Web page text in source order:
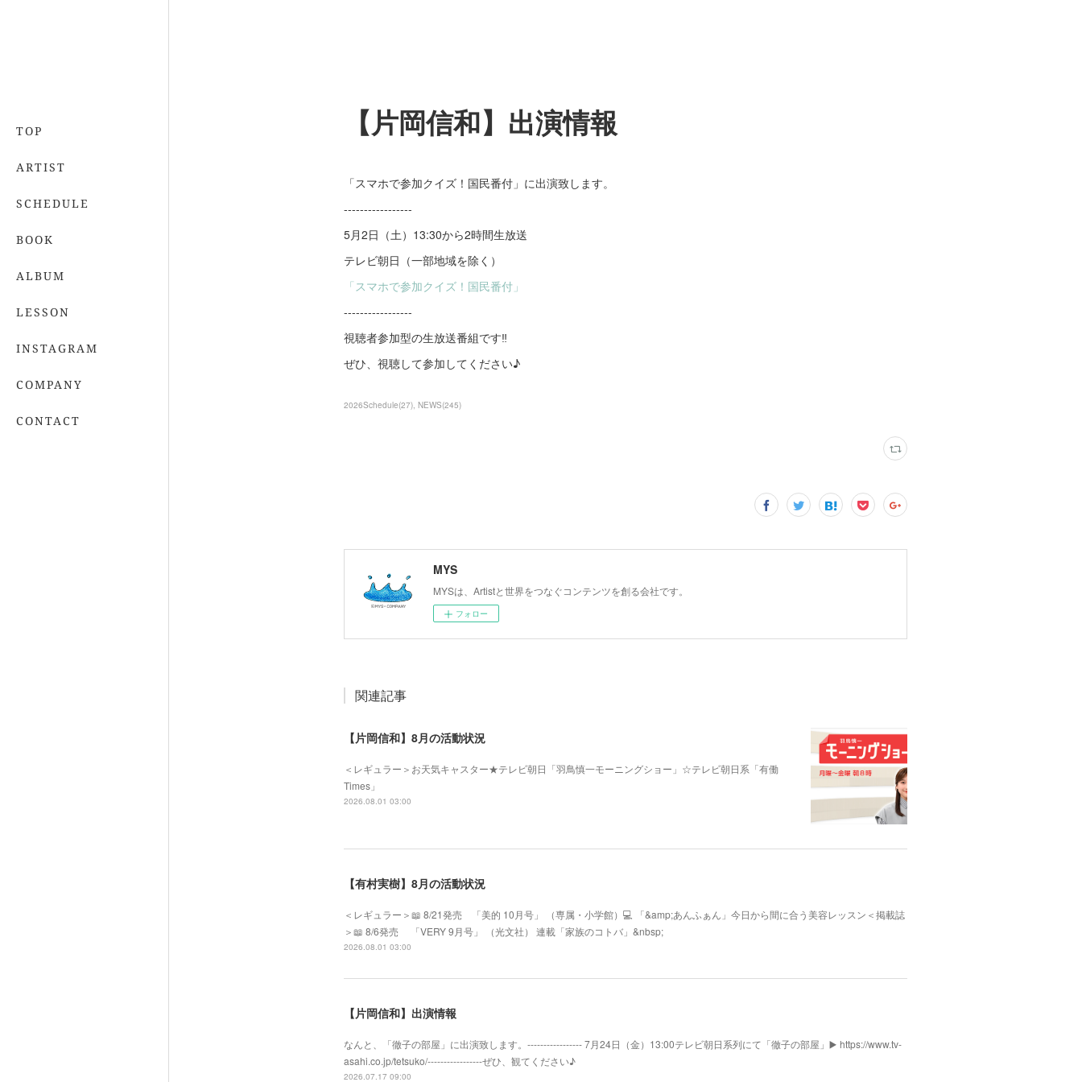
TOP
ARTIST
SCHEDULE
BOOK
ALBUM
LESSON
INSTAGRAM
COMPANY
CONTACT
【片岡信和】出演情報
「スマホで参加クイズ！国民番付」に出演致します。
-----------------
5月2日（土）13:30から2時間生放送
テレビ朝日（一部地域を除く）
「スマホで参加クイズ！国民番付」
-----------------
視聴者参加型の生放送番組です‼
ぜひ、視聴して参加してください♪
2026Schedule(27) NEWS(245)
MYS
MYSは、Artistと世界をつなぐコンテンツを創る会社です。
フォロー
関連記事
【片岡信和】8月の活動状況
＜レギュラー＞お天気キャスター★テレビ朝日「羽鳥慎一モーニングショー」☆テレビ朝日系「有働
Times」
2026.08.01 03:00
【有村実樹】8月の活動状況
＜レギュラー＞📖 8/21発売 「美的 10月号」 （専属・小学館）💻 「&amp;あんふぁん」今日から間に合う美容レッスン＜掲載誌
＞📖 8/6発売 「VERY 9月号」 （光文社） 連載「家族のコトバ」&nbsp;
2026.08.01 03:00
【片岡信和】出演情報
なんと、「徹子の部屋」に出演致します。----------------- 7月24日（金）13:00テレビ朝日系列にて「徹子の部屋」▶️ https://www.tv-
asahi.co.jp/tetsuko/-----------------ぜひ、観てください♪
2026.07.17 09:00